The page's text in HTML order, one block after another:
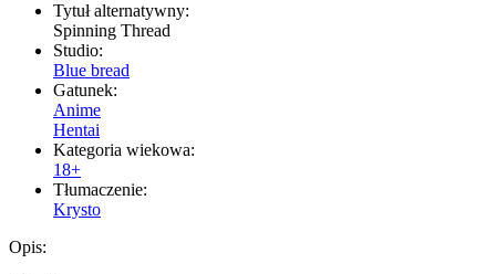
Tytuł alternatywny:
Spinning Thread
Studio:
Blue bread
Gatunek:
Anime
Hentai
Kategoria wiekowa:
18+
Tłumaczenie:
Krysto
Opis: